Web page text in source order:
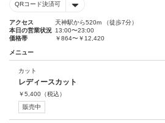
QRコード決済可
アクセス
天神駅から520m （徒歩7分）
本日の営業状況 13:00〜23:00
価格帯
￥864〜￥12,420
メニュー
カット
レディースカット
￥5,400 （税込）
販売中